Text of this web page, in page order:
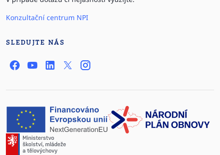
Konzultační centrum NPI
SLEDUJTE NÁS